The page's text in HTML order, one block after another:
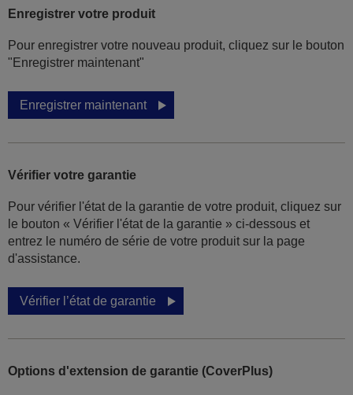
Enregistrer votre produit
Pour enregistrer votre nouveau produit, cliquez sur le bouton
"Enregistrer maintenant"
Enregistrer maintenant
Vérifier votre garantie
Pour vérifier l'état de la garantie de votre produit, cliquez sur
le bouton « Vérifier l'état de la garantie » ci-dessous et
entrez le numéro de série de votre produit sur la page
d'assistance.
Vérifier l’état de garantie
Options d'extension de garantie (CoverPlus)